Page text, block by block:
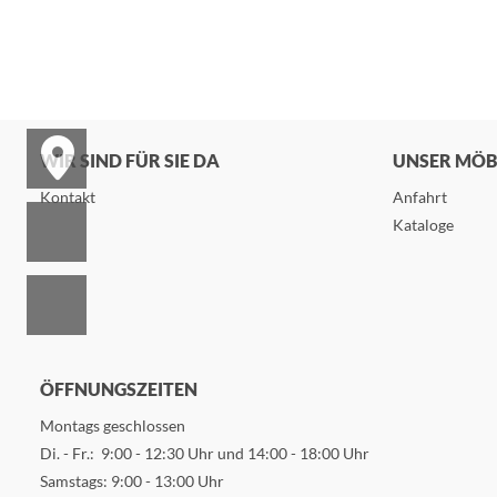
WIR SIND FÜR SIE DA
Kontakt
UNSER
Anfahrt
Kataloge
ÖFFNUNGSZEITEN
Montags geschlossen
Di. - Fr.: 9:00 - 12:30 Uhr und 14:00 - 18:00 Uhr
Samstags: 9:00 - 13:00 Uhr